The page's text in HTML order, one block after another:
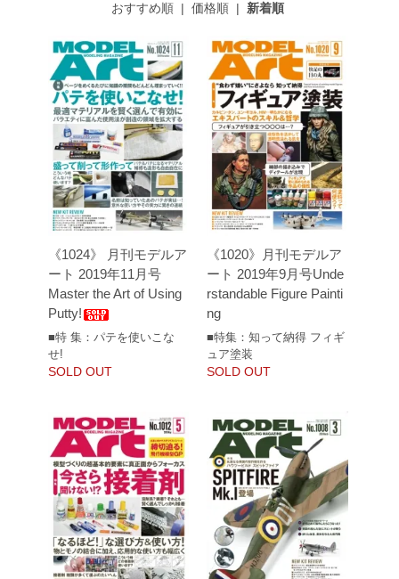
おすすめ順 |価格順 | 新着順
《1024》 月刊モデルア
ート 2019年11月号
Master the Art of Using
Putty!
■特 集：パテを使いこな
せ!
SOLD OUT
《1020》月刊モデルア
ート 2019年9月号Unde
rstandable Figure Painti
ng
■特集：知って納得 フィギ
ュア塗装
SOLD OUT